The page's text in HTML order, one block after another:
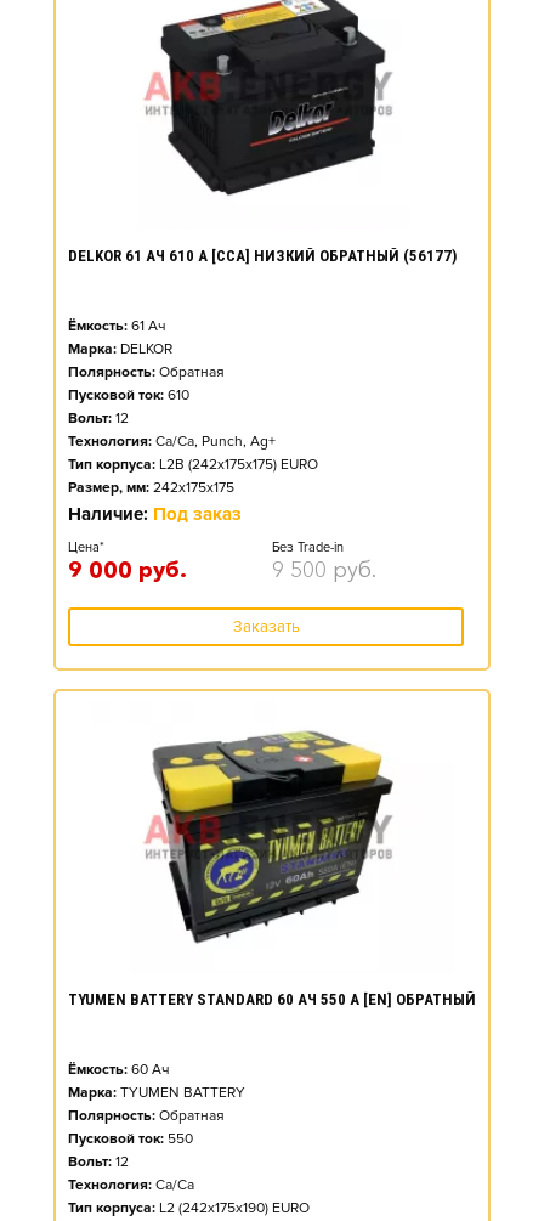
DELKOR 61 АЧ 610 А [CCA] НИЗКИЙ ОБРАТНЫЙ (56177)
Ёмкость: 61 Ач
Марка: DELKOR
Полярность: Обратная
Пусковой ток: 610
Вольт: 12
Технология: Ca/Ca, Punch, Ag+
Тип корпуса: L2B (242x175x175) EURO
Размер, мм: 242x175x175
Наличие: Под заказ
Цена*
9 000 руб.
Без Trade-in
9 500 руб.
Заказать
TYUMEN BATTERY STANDARD 60 АЧ 550 А [EN] ОБРАТНЫЙ
Ёмкость: 60 Ач
Марка: TYUMEN BATTERY
Полярность: Обратная
Пусковой ток: 550
Вольт: 12
Технология: Ca/Ca
Тип корпуса: L2 (242x175x190) EURO